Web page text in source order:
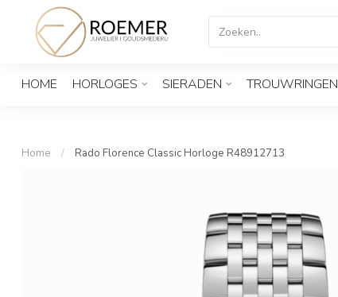
HOME HORLOGES SIERADEN TROUWRINGEN
Home / Rado Florence Classic Horloge R48912713